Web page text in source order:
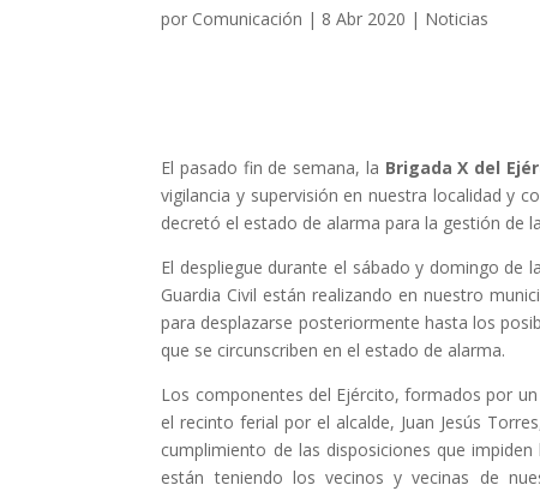
por Comunicación | 8 Abr 2020 | Noticias
El pasado fin de semana, la Brigada X del
vigilancia y supervisión en nuestra localidad y
decretó el estado de alarma para la gestión de
El despliegue durante el sábado y domingo de
Guardia Civil están realizando en nuestro
para desplazarse posteriormente hasta los
que se circunscriben en el estado de alarma.
Los componentes del Ejército, formados por un
el recinto ferial por el alcalde, Juan Jesús
cumplimiento de las disposiciones que
están teniendo los vecinos y vecinas de